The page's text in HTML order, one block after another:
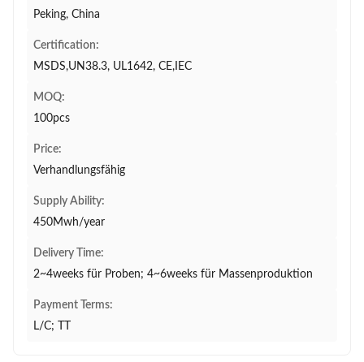
Peking, China
Certification:
MSDS,UN38.3, UL1642, CE,IEC
MOQ:
100pcs
Price:
Verhandlungsfähig
Supply Ability:
450Mwh/year
Delivery Time:
2~4weeks für Proben; 4~6weeks für Massenproduktion
Payment Terms:
L/C; TT